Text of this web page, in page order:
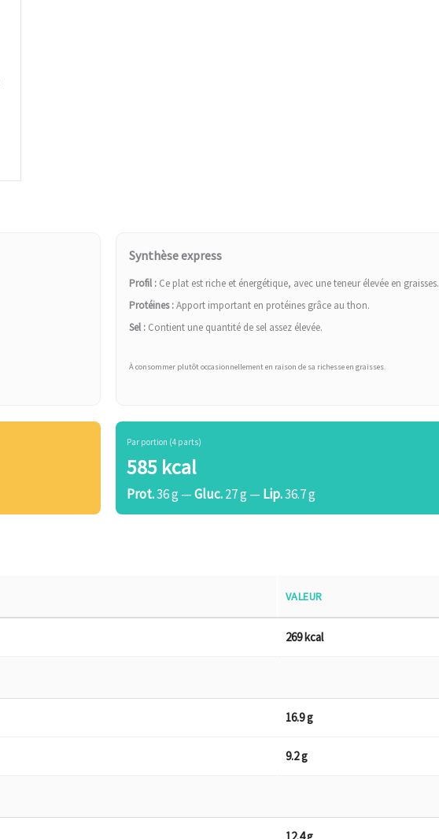
Synthèse express
Profil :Ce plat est riche et énergétique, avec une teneur élevée en graisses.
Protéines :Apport important en protéines grâce au thon.
Sel :Contient une quantité de sel assez élevée.
À consommer plutôt occasionnellement en raison de sa richesse en graisses.
Par portion (4 parts)
585 kcal
Prot.36 g —Gluc.27 g — Lip.36.7 g
VALEUR
269 kcal
16.9 g
9.2 g